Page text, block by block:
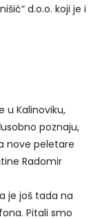
d.o.o. koji je i
u Kalinoviku,
poznaju,
nove peletare
Radomir
je još tada na
Pitali smo